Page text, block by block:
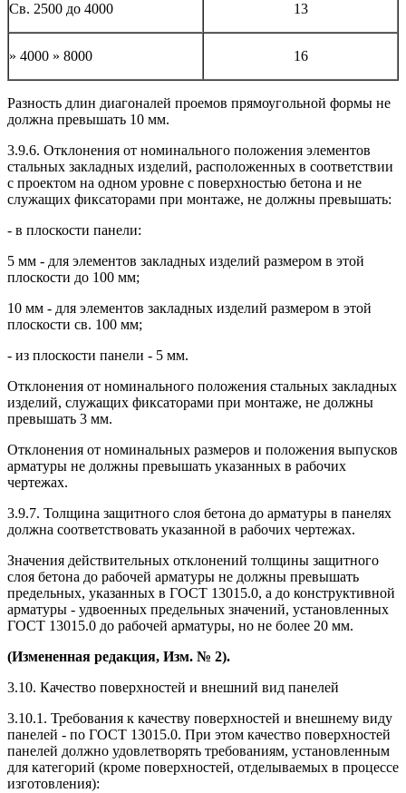
Св. 2500 до 4000 13
» 4000 » 8000 16
Разность длин диагоналей проемов прямоугольной формы не
должна превышать 10 мм.
3.9.6. Отклонения от номинального положения элементов
стальных закладных изделий, расположенных в соответствии
с проектом на одном уровне с поверхностью бетона и не
служащих фиксаторами при монтаже, не должны превышать:
- в плоскости панели:
5 мм - для элементов закладных изделий размером в этой
плоскости до 100 мм;
10 мм - для элементов закладных изделий размером в этой
плоскости св. 100 мм;
- из плоскости панели - 5 мм.
Отклонения от номинального положения стальных закладных
изделий, служащих фиксаторами при монтаже, не должны
превышать 3 мм.
Отклонения от номинальных размеров и положения выпусков
арматуры не должны превышать указанных в рабочих
чертежах.
3.9.7. Толщина защитного слоя бетона до арматуры в панелях
должна соответствовать указанной в рабочих чертежах.
Значения действительных отклонений толщины защитного
слоя бетона до рабочей арматуры не должны превышать
предельных, указанных в ГОСТ 13015.0, а до конструктивной
арматуры - удвоенных предельных значений, установленных
ГОСТ 13015.0 до рабочей арматуры, но не более 20 мм.
(Измененная редакция, Изм. № 2).
3.10. Качество поверхностей и внешний вид панелей
3.10.1. Требования к качеству поверхностей и внешнему виду
панелей - по ГОСТ 13015.0. При этом качество поверхностей
панелей должно удовлетворять требованиям, установленным
для категорий (кроме поверхностей, отделываемых в процессе
изготовления):